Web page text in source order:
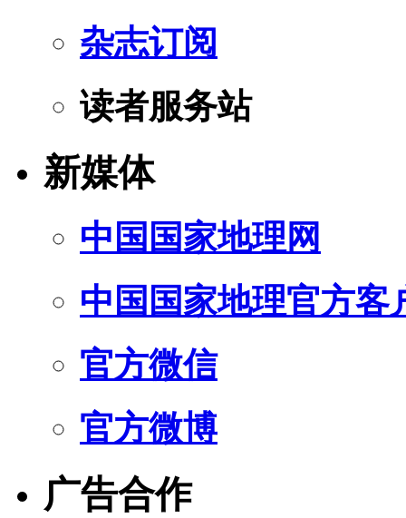
杂志订阅
读者服务站
新媒体
中国国家地理网
中国国家地理官方客
官方微信
官方微博
广告合作